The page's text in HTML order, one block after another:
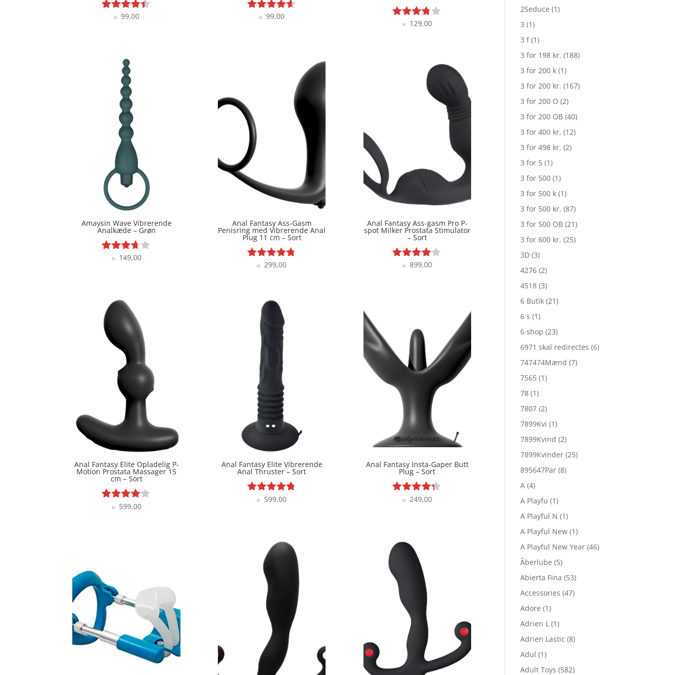
Vurderet
kr.99,00
Vurderet
kr. 99,00
Vurderet
kr.129,00
Amaysin Wave Vibrerende
Analkæde – Grøn
Vurderet
kr.149,00
Anal Fantasy Ass-Gasm
Penisring med Vibrerende Anal
Plug 11 cm – Sort
Vurderet
kr. 299,00
Anal Fantasy Ass-gasm Pro P-
spot Milker Prostata Stimulator
– Sort
Vurderet
kr.899,00
Anal Fantasy Elite Opladelig P-
Motion Prostata Massager 15
cm – Sort
Vurderet
kr. 599,00
Anal Fantasy Elite Vibrerende
Anal Thruster – Sort
Vurderet
kr. 599,00
Anal Fantasy Insta-Gaper Butt
Plug – Sort
Vurderet
kr. 249,00
2Seduce (1)
3 (1)
3 f (1)
3 for 198 kr. (188)
3 for 200 k (1)
3 for 200 kr. (167)
3 for 200 O (2)
3 for 200 OB (40)
3 for 400 kr. (12)
3 for 498 kr. (2)
3 for 5 (1)
3 for 500 (1)
3 for 500 k (1)
3 for 500 kr. (87)
3 for 500 OB (21)
3 for 600 kr. (25)
3D (3)
4276 (2)
4518 (3)
6 Butik (21)
6 s (1)
6 shop (23)
6971 skal redirectes (6)
747474Mænd (7)
7565 (1)
78 (1)
7807 (2)
7899Kvi (1)
7899Kvind (2)
7899Kvinder (25)
895647Par (8)
A (4)
A Playfu (1)
A Playful N (1)
A Playful New (1)
A Playful New Year (46)
Ãberlube (5)
Abierta Fina (53)
Accessories (47)
Adore (1)
Adrien L (1)
Adrien Lastic (8)
Adul (1)
Adult Toys (582)